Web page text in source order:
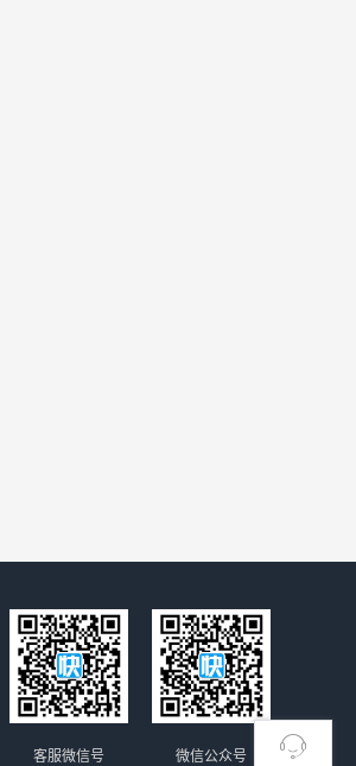
微信公众号
客服微信号